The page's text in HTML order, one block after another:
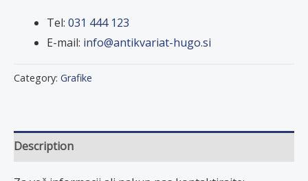
Tel: 031 444 123
E-mail: info@antikvariat-hugo.si
Category: Grafike
Description